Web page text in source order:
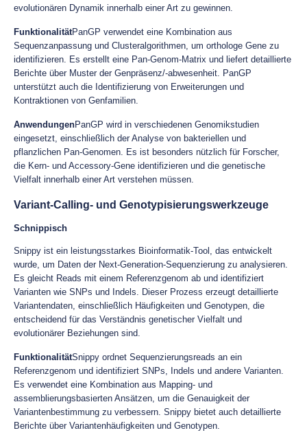
evolutionären Dynamik innerhalb einer Art zu gewinnen.
FunktionalitätPanGP verwendet eine Kombination aus
Sequenzanpassung und Clusteralgorithmen, um orthologe Gene zu
identifizieren. Es erstellt eine Pan-Genom-Matrix und liefert detaillierte
Berichte über Muster der Genpräsenz/-abwesenheit. PanGP
unterstützt auch die Identifizierung von Erweiterungen und
Kontraktionen von Genfamilien.
AnwendungenPanGP wird in verschiedenen Genomikstudien
eingesetzt, einschließlich der Analyse von bakteriellen und
pflanzlichen Pan-Genomen. Es ist besonders nützlich für Forscher,
die Kern- und Accessory-Gene identifizieren und die genetische
Vielfalt innerhalb einer Art verstehen müssen.
Variant-Calling- und Genotypisierungswerkzeuge
Schnippisch
Snippy ist ein leistungsstarkes Bioinformatik-Tool, das entwickelt
wurde, um Daten der Next-Generation-Sequenzierung zu analysieren.
Es gleicht Reads mit einem Referenzgenom ab und identifiziert
Varianten wie SNPs und Indels. Dieser Prozess erzeugt detaillierte
Variantendaten, einschließlich Häufigkeiten und Genotypen, die
entscheidend für das Verständnis genetischer Vielfalt und
evolutionärer Beziehungen sind.
FunktionalitätSnippy ordnet Sequenzierungsreads an ein
Referenzgenom und identifiziert SNPs, Indels und andere Varianten.
Es verwendet eine Kombination aus Mapping- und
assemblierungsbasierten Ansätzen, um die Genauigkeit der
Variantenbestimmung zu verbessern. Snippy bietet auch detaillierte
Berichte über Variantenhäufigkeiten und Genotypen.